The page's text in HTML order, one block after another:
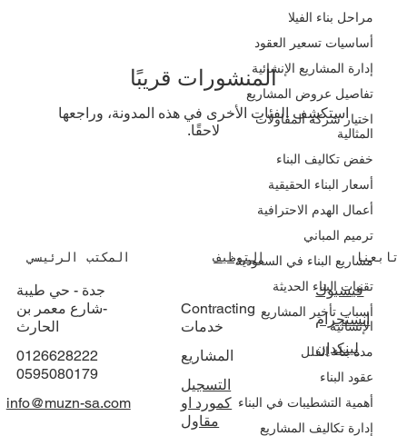
مراحل بناء الفيلا
أساسيات تسعير العقود
إدارة المشاريع الإنشائية
تفاصيل عروض المشاريع
اختيار شركة المقاولات
المثالية
خفض تكاليف البناء
أسعار البناء الحقيقية
أعمال الهدم الاحترافية
ترميم المباني
مشاريع البناء في السعودية
تقنيات البناء الحديثة
أسباب تأخير المشاريع
الإنشائية
مدة بناء الفلل
عقود البناء
أهمية التشطيبات في البناء
إدارة تكاليف المشاريع
المنشورات قريبًا
استكشِف الفئات الأخرى في هذه المدونة، وراجعها
لاحقًا.
المكتب الرئيسي
جدة - حي طيبة
-شارع معمر بن
الحارث
0126628222
0595080179
info@muzn-sa.com
Contracting
خدمات
المشاريع
التسجيل
كمورد او
مقاول
التوظيف تابعنا
فيسبوك
انستجرام
لينكدإن